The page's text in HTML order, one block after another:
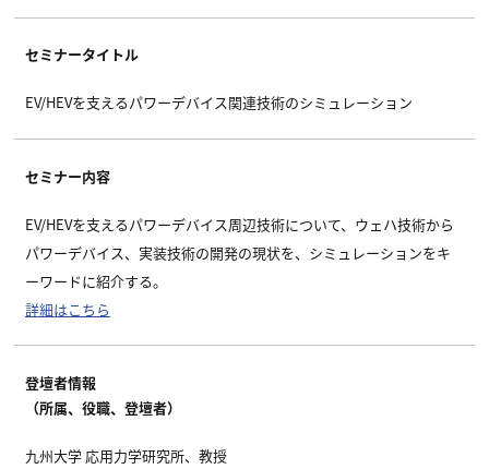
セミナータイトル
EV/HEVを支えるパワーデバイス関連技術のシミュレーション
セミナー内容
EV/HEVを支えるパワーデバイス周辺技術について、ウェハ技術から
パワーデバイス、実装技術の開発の現状を、シミュレーションをキ
ーワードに紹介する。
詳細はこちら
登壇者情報
（所属、役職、登壇者）
九州大学 応用力学研究所、教授